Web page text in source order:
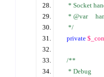
* Socket
* @var
*/
private
/**
     * Debug